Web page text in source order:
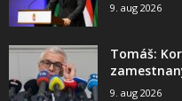
9. aug 2026
Tomáš:
9. aug 2026